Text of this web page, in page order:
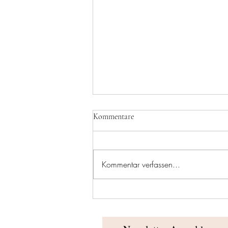
Kommentare
Kommentar verfassen...